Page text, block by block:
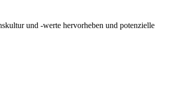
und -werte hervorheben und potenzielle